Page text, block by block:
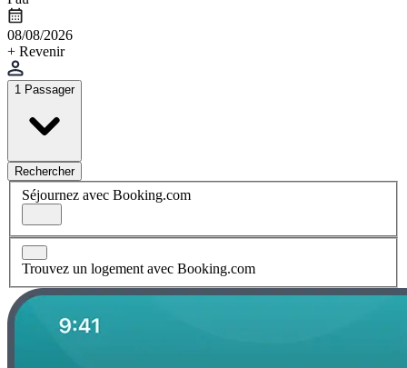
08/08/2026
+ Revenir
1 Passager
Rechercher
Séjournez avec Booking.com
Trouvez un logement avec Booking.com